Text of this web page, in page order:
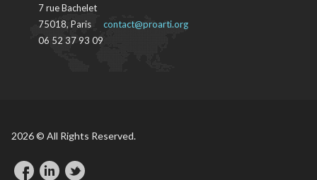
7 rue Bachelet
75018, Paris
06 52 37 93 09
contact@proarti.org
2026 © All Rights Reserved.